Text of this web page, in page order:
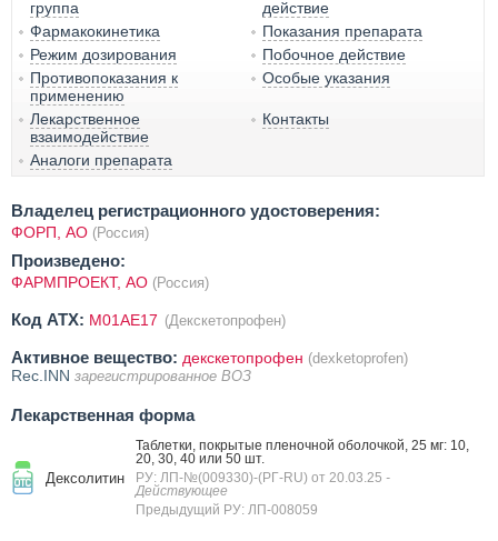
группа
действие
Фармакокинетика
Показания препарата
Режим дозирования
Побочное действие
Противопоказания к
применению
Особые указания
Лекарственное
взаимодействие
Контакты
Аналоги препарата
Владелец регистрационного удостоверения:
ФОРП, АО (Россия)
Произведено:
ФАРМПРОЕКТ, АО (Россия)
Код ATX: M01AE17 (Декскетопрофен)
Активное вещество: декскетопрофен (dexketoprofen)
Rec.INN зарегистрированное ВОЗ
Лекарственная форма
Дексолитин
Таблетки, покрытые пленочной оболочкой, 25 мг: 10,
20, 30, 40 или 50 шт.
РУ: ЛП-№(009330)-(РГ-RU) от 20.03.25 -
Действующее
Предыдущий РУ: ЛП-008059